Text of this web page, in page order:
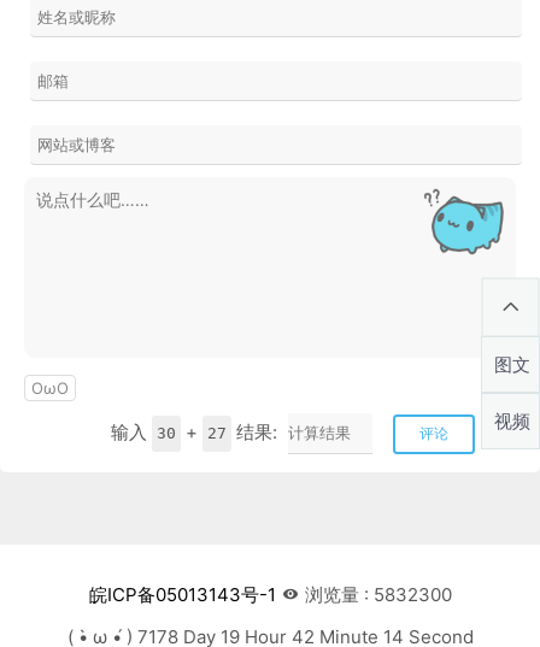
OωO
输入 30 + 27 结果: 评论
皖ICP备05013143号-1
浏览量 : 5832300
( •̀ ω •́ ) 7178 Day 19 Hour 42 Minute 14 Second
图文
视频